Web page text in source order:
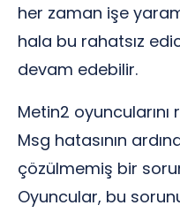
her zaman işe
hala bu rahatsız
devam edebilir.
Metin2
Msg hatasının
çözülmemiş bir
Oyuncular, bu